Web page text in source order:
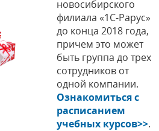
новосибирского
филиала «1С-Рарус»
до конца 2018 года,
причем это может
быть группа до трех
сотрудников от
одной компании.
Ознакомиться с
расписанием
учебных курсов>>.